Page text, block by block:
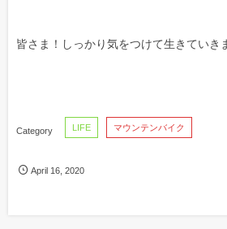
皆さま！しっかり気をつけて生きていき
LIFE マウンテンバイク
April 16 ,2020